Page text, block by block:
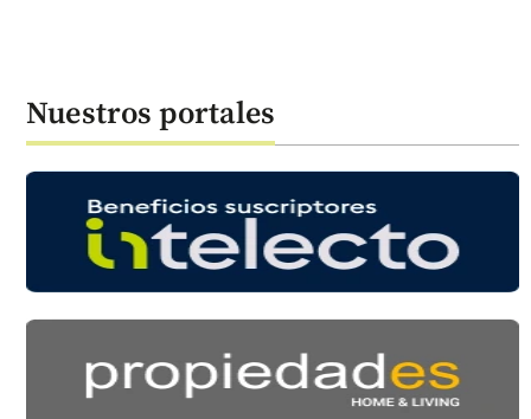
Nuestros portales